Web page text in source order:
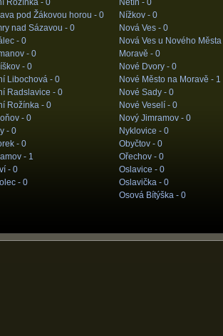
Rožínka - 0
pod Žákovou horou - 0
nad Sázavou - 0
- 0
- 0
- 0
Libochová - 0
Radslavice - 0
Rožínka - 0
- 0
- 0
- 0
- 1
- 0
- 0
Netín - 0
Nížkov - 0
Nová Ves - 0
Nová Ves u Nového
Moravě - 0
Nové Dvory - 0
Nové Město na Moravě - 1
Nové Sady - 0
Nové Veselí - 0
Nový Jimramov - 0
Nyklovice - 0
Obyčtov - 0
Ořechov - 0
Oslavice - 0
Oslavička - 0
Osová Bítýška - 0